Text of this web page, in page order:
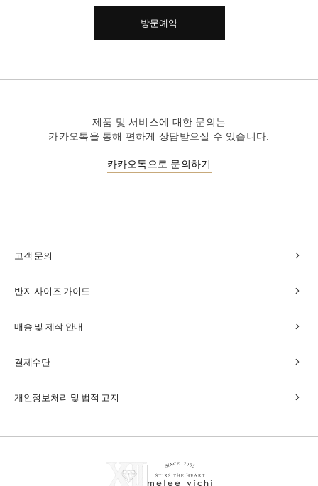
방문예약
제품 및 서비스에 대한 문의는
카카오톡을 통해 편하게 상담받으실 수 있습니다.
카카오톡으로 문의하기
고객 문의 chevron_right
반지 사이즈 가이드 chevron_right
배송 및 제작 안내 chevron_right
결제수단 chevron_right
개인정보처리 및 법적 고지 chevron_right